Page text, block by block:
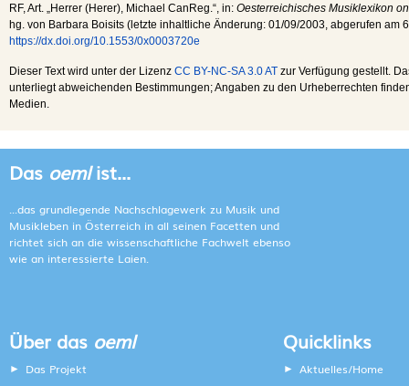
RF, Art. „Herrer (Herer), Michael CanReg.“, in: Oesterreichisches Musiklexikon
hg. von Barbara Boisits (letzte inhaltliche Änderung: 01/09/2003 , abgerufen am
https://dx.doi.org/10.1553/0x0003720e
Dieser Text wird unter der Lizenz CC BY-NC-SA 3.0 AT zur Verfügung gestellt.
unterliegt abweichenden Bestimmungen; Angaben zu den Urheberrechten
Medien.
Das oemlist...
...das grundlegende Nachschlagewerk zu Musik und
Musikleben in Österreich in all seinen Facetten und
richtet sich an die wissenschaftliche Fachwelt ebenso
wie an interessierte Laien.
Über das oeml
Das Projekt
Quicklinks
Aktuelles/Home